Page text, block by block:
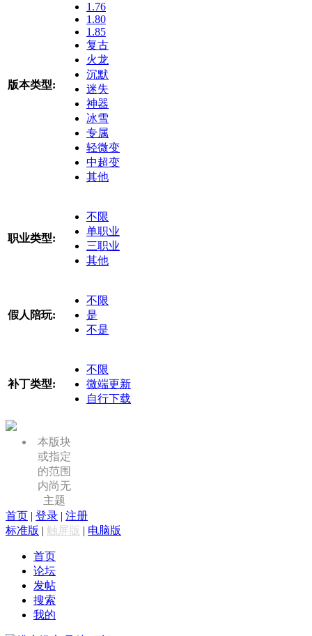
版本类型:
1.76
1.80
1.85
复古
火龙
沉默
迷失
神器
冰雪
专属
轻微变
中超变
其他
职业类型:
不限
单职业
三职业
其他
假人陪玩:
不限
是
不是
补丁类型:
不限
微端更新
自行下载
本版块
或指定
的范围
内尚无
主题
首页 | 登录 | 注册
标准版 | 触屏版 | 电脑版
首页
论坛
发帖
搜索
我的